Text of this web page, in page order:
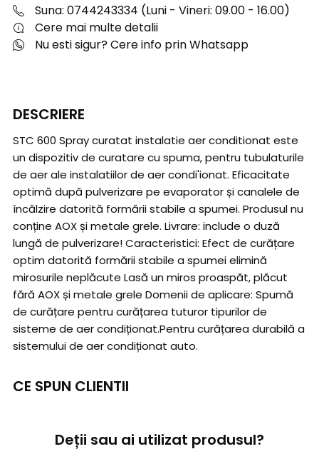
Suna: 0744243334 (Luni - Vineri: 09.00 - 16.00)
Cere mai multe detalii
Nu esti sigur? Cere info prin Whatsapp
DESCRIERE
STC 600 Spray curatat instalatie aer conditionat este
un dispozitiv de curatare cu spuma, pentru tubulaturile
de aer ale instalatiilor de aer condi'ionat. Eficacitate
optimă după pulverizare pe evaporator și canalele de
încălzire datorită formării stabile a spumei. Produsul nu
conține AOX și metale grele. Livrare: include o duză
lungă de pulverizare! Caracteristici: Efect de curățare
optim datorită formării stabile a spumei elimină
mirosurile neplăcute Lasă un miros proaspăt, plăcut
fără AOX și metale grele Domenii de aplicare: Spumă
de curățare pentru curățarea tuturor tipurilor de
sisteme de aer condiționat.Pentru curățarea durabilă a
sistemului de aer condiționat auto.
CE SPUN CLIENTII
Deții sau ai utilizat produsul?